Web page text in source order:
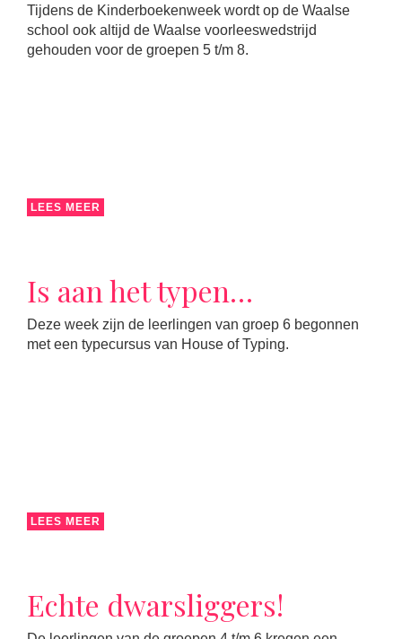
Tijdens de Kinderboekenweek wordt op de Waalse
school ook altijd de Waalse voorleeswedstrijd
gehouden voor de groepen 5 t/m 8.
LEES MEER
Is aan het typen…
Deze week zijn de leerlingen van groep 6 begonnen
met een typecursus van House of Typing.
LEES MEER
Echte dwarsliggers!